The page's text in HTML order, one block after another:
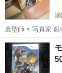
瀬
造型師 × 写真家 銀魂 坂
商品です。取りに
滋賀 瀬田駅